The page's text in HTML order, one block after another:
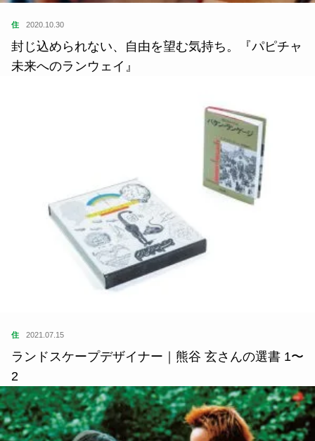
住 2020.10.30
封じ込められない、自由を望む気持ち。『パピチャ
未来へのランウェイ』
住 2021.07.15
ランドスケープデザイナー｜熊谷 玄さんの選書 1〜
2